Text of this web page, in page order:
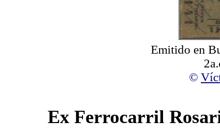
Emitido en
©
Ex Ferrocarril